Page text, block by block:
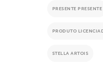
PRESENTE PRESENTE
PRODUTO
STELLA ARTOIS